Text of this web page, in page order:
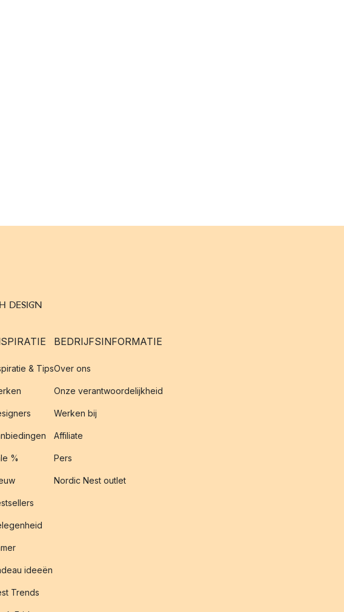
DESIGN
& Tips
%
ideeën
Trends
BEDRIJFSINFORMATIE
Over ons
Onze verantwoordelijkheid
Werken bij
Affiliate
Pers
Nordic Nest outlet